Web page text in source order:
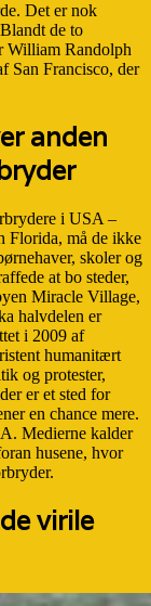
Det er nok
de to
William Randolph
San Francisco, der
anden
i USA –
Florida, må de ikke
skoler og
at bo steder,
Miracle Village,
halvdelen er
i 2009 af
humanitært
og protester,
er et sted for
en chance mere.
Medierne kalder
husene, hvor
virile